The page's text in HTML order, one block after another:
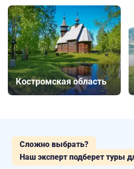
Костромская область
Сложно выбрать?
Наш эксперт подберет туры